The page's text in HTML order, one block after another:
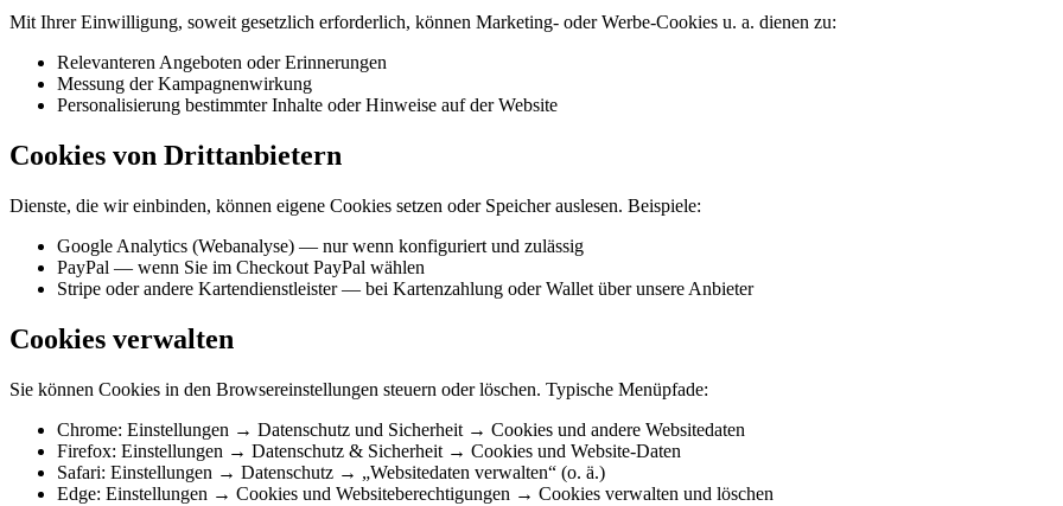
Mit Ihrer Einwilligung, soweit gesetzlich erforderlich, können Marketing- oder Werbe-Cookies u. a. dienen zu:
Relevanteren Angeboten oder Erinnerungen
Messung der Kampagnenwirkung
Personalisierung bestimmter Inhalte oder Hinweise auf der Website
Cookies von Drittanbietern
Dienste, die wir einbinden, können eigene Cookies setzen oder Speicher auslesen. Beispiele:
Google Analytics (Webanalyse) — nur wenn konfiguriert und zulässig
PayPal — wenn Sie im Checkout PayPal wählen
Stripe oder andere Kartendienstleister — bei Kartenzahlung oder Wallet über unsere Anbieter
Cookies verwalten
Sie können Cookies in den Browsereinstellungen steuern oder löschen. Typische Menüpfade:
Chrome: Einstellungen → Datenschutz und Sicherheit → Cookies und andere Websitedaten
Firefox: Einstellungen → Datenschutz & Sicherheit → Cookies und Website-Daten
Safari: Einstellungen → Datenschutz → „Websitedaten verwalten“ (o. ä.)
Edge: Einstellungen → Cookies und Websiteberechtigungen → Cookies verwalten und löschen